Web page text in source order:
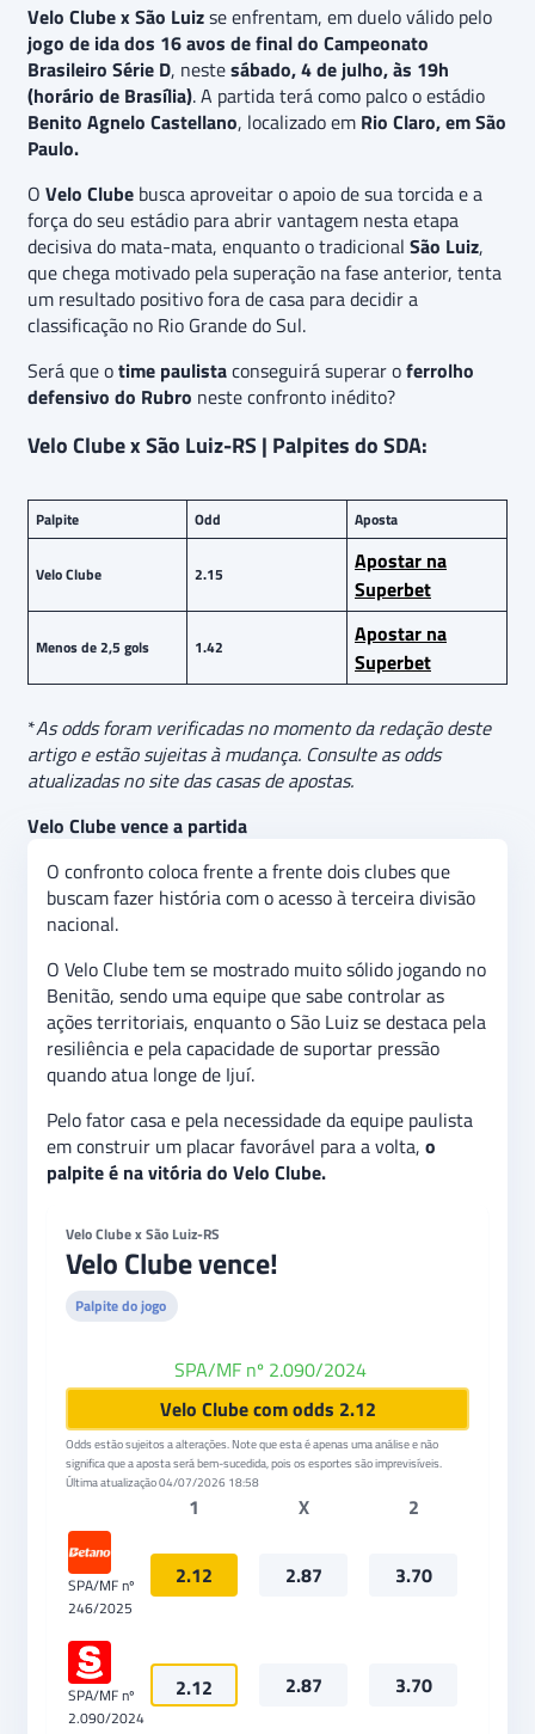
Velo Clube x São Luizse enfrentam, em duelo válido pelo
jogo de ida dos 16 avos de final do Campeonato
Brasileiro Série D, nestesábado, 4 de julho, às 19h
(horário de Brasília). A partida terá como palco o estádio
Benito Agnelo Castellano, localizado em Rio Claro, em São
Paulo.
O Velo Clube busca aproveitar o apoio de sua torcida e a
força do seu estádio para abrir vantagem nesta etapa
decisiva do mata-mata, enquanto o tradicional São Luiz,
que chega motivado pela superação na fase anterior, tenta
um resultado positivo fora de casa para decidir a
classificação no Rio Grande do Sul.
Será que otime paulistaconseguirá superar oferrolho
defensivo do Rubro neste confronto inédito?
Velo Clube x São Luiz-RS | Palpites do SDA:
Palpite Odd Aposta
Velo Clube 2.15
Apostar na
Superbet
Menos de 2,5 gols 1.42
Apostar na
Superbet
*As odds foram verificadas no momento da redação deste
artigo e estão sujeitas à mudança. Consulte as odds
atualizadas no site das casas de apostas.
Velo Clube vence a partida
O confronto coloca frente a frente dois clubes que
buscam fazer história com o acesso à terceira divisão
nacional.
O Velo Clube tem se mostrado muito sólido jogando no
Benitão, sendo uma equipe que sabe controlar as
ações territoriais, enquanto o São Luiz se destaca pela
resiliência e pela capacidade de suportar pressão
quando atua longe de Ijuí.
Pelo fator casa e pela necessidade da equipe paulista
em construir um placar favorável para a volta, o
palpite é na vitória do Velo Clube.
Velo Clube x São Luiz-RS
Velo Clube vence!
Palpite do jogo
SPA/MF nº 2.090/2024
Velo Clube com odds 2.12
Odds estão sujeitos a alterações. Note que esta é apenas uma análise e não
significa que a aposta será bem-sucedida, pois os esportes são imprevisíveis.
Última atualização04/07/2026 18:58
1 X 2
SPA/MF nº
246/2025
2.12 2.87 3.70
SPA/MF nº
2.090/2024
2.12 2.87 3.70